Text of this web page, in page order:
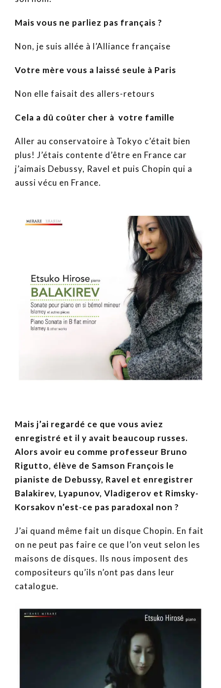
Mais vous ne parliez pas français ?
Non, je suis allée à l’Alliance française
Votre mère vous a laissé seule à Paris
Non elle faisait des allers-retours
Cela a dû coûter cher à votre famille
Aller au conservatoire à Tokyo c’était bien
plus! J’étais contente d’être en France car
j’aimais Debussy, Ravel et puis Chopin qui a
aussi vécu en France.
Mais j’ai regardé ce que vous aviez
enregistré et il y avait beaucoup russes.
Alors avoir eu comme professeur Bruno
Rigutto, élève de Samson François le
pianiste de Debussy, Ravel et enregistrer
Balakirev, Lyapunov, Vladigerov et Rimsky-
Korsakov n’est-ce pas paradoxal non ?
J’ai quand même fait un disque Chopin. En fait
on ne peut pas faire ce que l’on veut selon les
maisons de disques. Ils nous imposent des
compositeurs qu’ils n’ont pas dans leur
catalogue.